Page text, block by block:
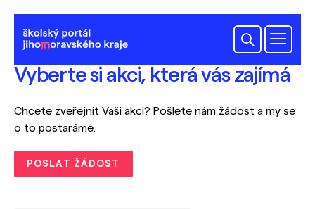
Vyberte si akci, která vás zajímá
Chcete zveřejnit Vaši akci? Pošlete nám žádost a my se
o to postaráme.
POSLAT ŽÁDOST